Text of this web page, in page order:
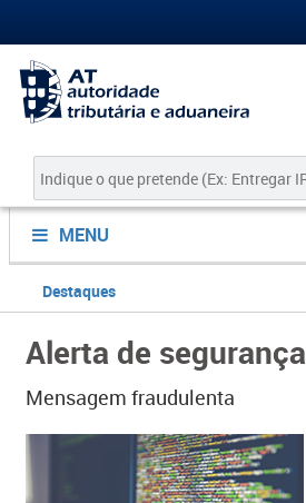
MENU
Destaques
Alerta de segurança
Mensagem fraudulenta